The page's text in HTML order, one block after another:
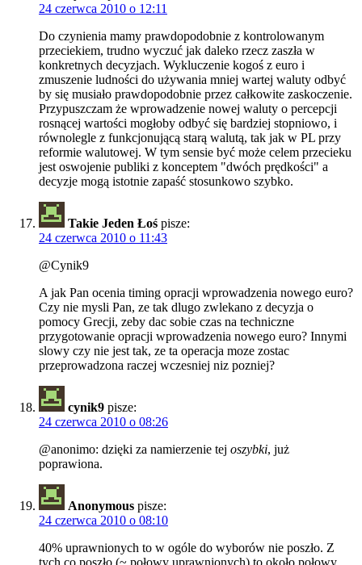
24 czerwca 2010 o 12:11
Do czynienia mamy prawdopodobnie z kontrolowanym
przeciekiem, trudno wyczuć jak daleko rzecz zaszła w
konkretnych decyzjach. Wykluczenie kogoś z euro i
zmuszenie ludności do używania mniej wartej waluty odbyć
by się musiało prawdopodobnie przez całkowite zaskoczenie.
Przypuszczam że wprowadzenie nowej waluty o percepcji
rosnącej wartości mogłoby odbyć się bardziej stopniowo, i
równolegle z funkcjonującą starą walutą, tak jak w PL przy
reformie walutowej. W tym sensie być może celem przecieku
jest oswojenie publiki z konceptem "dwóch prędkości" a
decyzje mogą istotnie zapaść stosunkowo szybko.
Takie Jeden Łoś pisze:
24 czerwca 2010 o 11:43
@Cynik9
A jak Pan ocenia timing opracji wprowadzenia nowego euro?
Czy nie mysli Pan, ze tak dlugo zwlekano z decyzja o
pomocy Grecji, zeby dac sobie czas na techniczne
przygotowanie opracji wprowadzenia nowego euro? Innymi
slowy czy nie jest tak, ze ta operacja moze zostac
przeprowadzona raczej wczesniej niz pozniej?
cynik9 pisze:
24 czerwca 2010 o 08:26
@anonimo: dzięki za namierzenie tej oszybki, już
poprawiona.
Anonymous pisze:
24 czerwca 2010 o 08:10
40% uprawnionych to w ogóle do wyborów nie poszło. Z